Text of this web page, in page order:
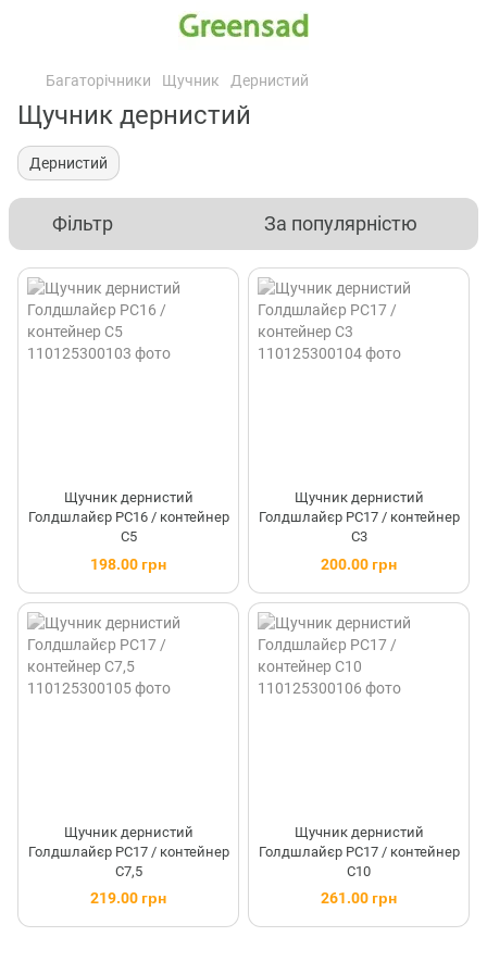
Багаторічники Щучник Дернистий
Щучник дернистий
Дернистий
Фільтр За популярністю
Щучник дернистий
Голдшлайєр PC16 / контейнер
C5
198.00 грн
Щучник дернистий
Голдшлайєр PC17 / контейнер
C3
200.00 грн
Щучник дернистий
Голдшлайєр PC17 / контейнер
C7,5
219.00 грн
Щучник дернистий
Голдшлайєр PC17 / контейнер
C10
261.00 грн